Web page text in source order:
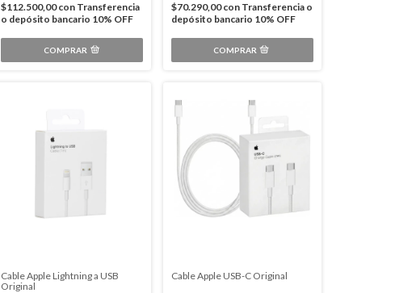
$112.500,00con Transferencia
o depósito bancario 10% OFF
COMPRAR
$70.290,00con Transferencia o
depósito bancario 10% OFF
Cable Apple Lightning a USB
Original
Cable Apple USB-C Original